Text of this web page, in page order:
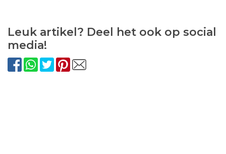
Leuk artikel? Deel het ook op social
media!